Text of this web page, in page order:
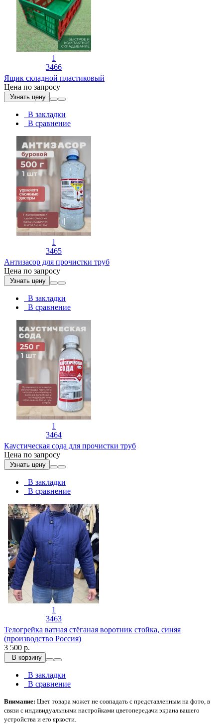
1
3466
Ящик складной пластиковый
Цена по запросу
Узнать цену
В закладки
В сравнение
1
3465
Антизасор для прочистки труб
Цена по запросу
Узнать цену
В закладки
В сравнение
1
3464
Каустическая сода для прочистки труб
Цена по запросу
Узнать цену
В закладки
В сравнение
1
3463
Телогрейка ватная стёганая воротник стойка, синяя
(производство Россия)
3 500 р.
В корзину
В закладки
В сравнение
Внимание: Цвет товара может не совпадать с представленным на фото, в
связи с индивидуальными настройками цветопередачи экрана вашего
устройства и его яркости.